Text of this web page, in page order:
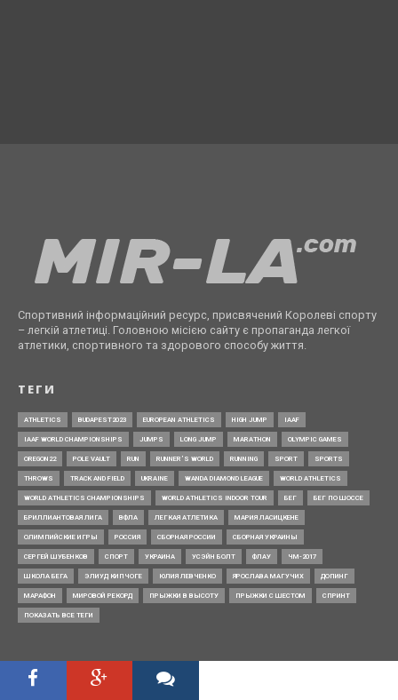
Спортивний інформаційний ресурс, присвячений Королеві спорту
– легкій атлетиці. Головною місією сайту є пропаганда легкої
атлетики, спортивного та здорового способу життя.
ТЕГИ
ATHLETICS BUDAPEST2023 EUROPEAN ATHLETICS HIGH JUMP IAAF
IAAF WORLD CHAMPIONSHIPS JUMPS LONG JUMP MARATHON OLYMPIC GAMES
OREGON22 POLE VAULT RUN RUNNER’S WORLD RUNNING SPORT SPORTS
THROWS TRACK AND FIELD UKRAINE WANDA DIAMOND LEAGUE WORLD ATHLETICS
WORLD ATHLETICS CHAMPIONSHIPS WORLD ATHLETICS INDOOR TOUR БЕГ БЕГ ПО ШОССЕ
БРИЛЛИАНТОВАЯ ЛИГА ВФЛА ЛЕГКАЯ АТЛЕТИКА МАРИЯ ЛАСИЦКЕНЕ
ОЛИМПИЙСКИЕ ИГРЫ РОССИЯ СБОРНАЯ РОССИИ СБОРНАЯ УКРАИНЫ
СЕРГЕЙ ШУБЕНКОВ СПОРТ УКРАИНА УСЭЙН БОЛТ ФЛАУ ЧМ-2017
ШКОЛА БЕГА ЭЛИУД КИПЧОГЕ ЮЛИЯ ЛЕВЧЕНКО ЯРОСЛАВА МАГУЧИХ ДОПИНГ
МАРАФОН МИРОВОЙ РЕКОРД ПРЫЖКИ В ВЫСОТУ ПРЫЖКИ С ШЕСТОМ СПРИНТ
ПОКАЗАТЬ ВСЕ ТЕГИ